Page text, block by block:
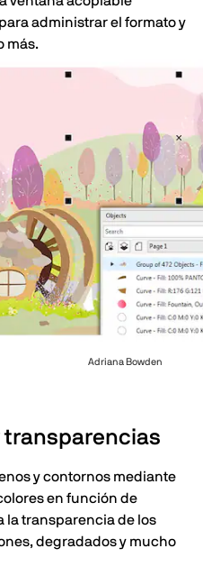
Adriana Bowden
administrar el formato y
más.
transparencias
y contornos mediante
en función de
la transparencia de los
degradados y mucho